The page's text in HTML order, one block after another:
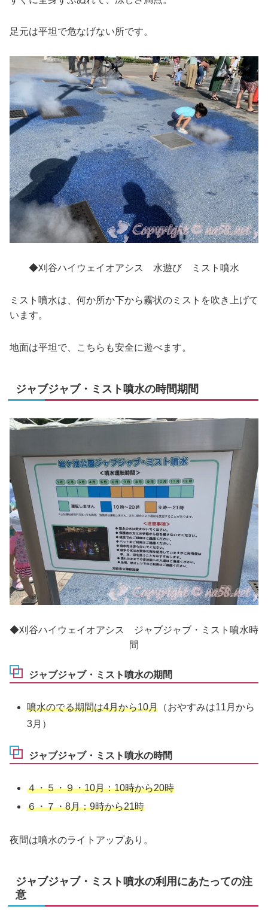
足元は平坦で危なげない所です。
◆刈谷ハイウェイオアシス 水遊び ミスト噴水
ミスト噴水は、何か所か下から霧状のミストを吹き上げて
います。
地面は平坦で、こちらも安全に遊べます。
ジャブジャブ・ミスト噴水の時間期間
◆刈谷ハイウェイオアシス ジャブジャブ・ミスト噴水時
間
ジャブジャブ・ミスト噴水の期間
噴水のでる期間は4月から10月 （おやすみは11月から
3月）
ジャブジャブ・ミスト噴水の時間
４・５・９・10月：10時から20時
６・７・8月：9時から21時
夜間は噴水のライトアップあり。
ジャブジャブ・ミスト噴水の利用にあたっての注
意